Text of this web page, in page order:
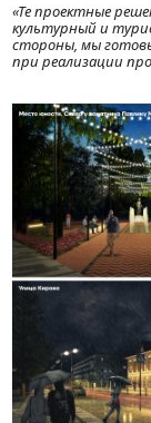
«Те проектные
культурный и
стороны, мы
при реализации